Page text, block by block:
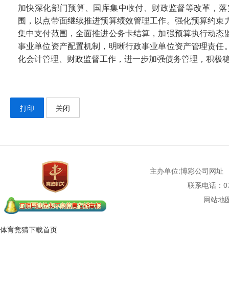
加快深化部门预算、国库集中收付、财政监督等改革，
围，以点带面继续推进预算绩效管理工作。强化预算约
集中支付范围，全面推进公务卡结算，加强预算执行动
事业单位资产配置机制，明晰行政事业单位资产管理责
化会计管理、财政监督工作，进一步加强债务管理，积极
打印 关闭
主办单位:博彩公司网址
联系电话：
网站地
体育竞猜下载首页